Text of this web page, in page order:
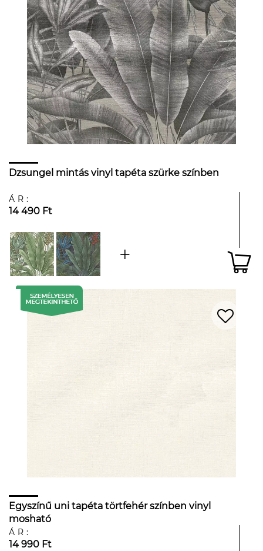
Dzsungel mintás vinyl tapéta szürke színben
ÁR:
14 490 Ft
Egyszínű uni tapéta törtfehér színben vinyl
mosható
ÁR:
14 990 Ft